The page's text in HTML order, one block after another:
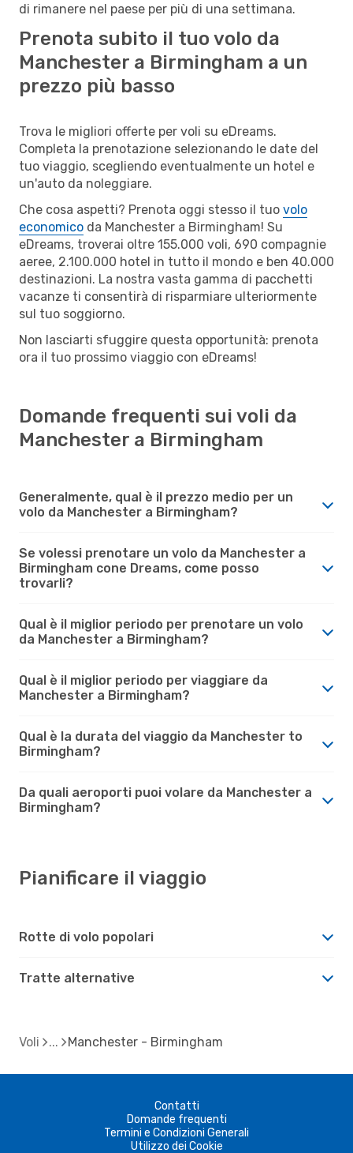
di rimanere nel paese per più di una settimana.
Prenota subito il tuo volo da
Manchester a Birmingham a un
prezzo più basso
Trova le migliori offerte per voli su eDreams.
Completa la prenotazione selezionando le date del
tuo viaggio, scegliendo eventualmente un hotel e
un'auto da noleggiare.
Che cosa aspetti? Prenota oggi stesso il tuo volo
economico da Manchester a Birmingham! Su
eDreams, troverai oltre 155.000 voli, 690 compagnie
aeree, 2.100.000 hotel in tutto il mondo e ben 40.000
destinazioni. La nostra vasta gamma di pacchetti
vacanze ti consentirà di risparmiare ulteriormente
sul tuo soggiorno.
Non lasciarti sfuggire questa opportunità: prenota
ora il tuo prossimo viaggio con eDreams!
Domande frequenti sui voli da
Manchester a Birmingham
Generalmente, qual è il prezzo medio per un
volo da Manchester a Birmingham?
Se volessi prenotare un volo da Manchester a
Birmingham cone Dreams, come posso
trovarli?
Qual è il miglior periodo per prenotare un volo
da Manchester a Birmingham?
Qual è il miglior periodo per viaggiare da
Manchester a Birmingham?
Qual è la durata del viaggio da Manchester to
Birmingham?
Da quali aeroporti puoi volare da Manchester a
Birmingham?
Pianificare il viaggio
Rotte di volo popolari
Tratte alternative
Voli Manchester - Birmingham
Contatti
Domande frequenti
Termini e Condizioni Generali
Utilizzo dei Cookie